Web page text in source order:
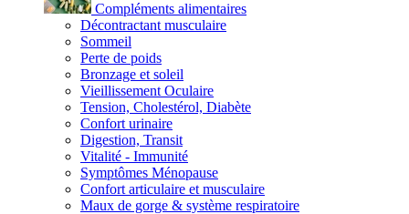
Compléments alimentaires
Décontractant musculaire
Sommeil
Perte de poids
Bronzage et soleil
Vieillissement Oculaire
Tension, Cholestérol, Diabète
Confort urinaire
Digestion, Transit
Vitalité - Immunité
Symptômes Ménopause
Confort articulaire et musculaire
Maux de gorge & système respiratoire